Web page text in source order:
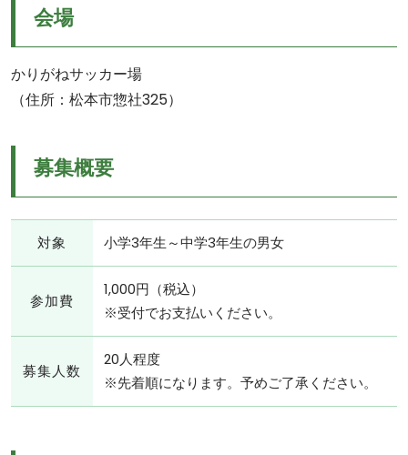
会場
かりがねサッカー場
（住所：松本市惣社325）
募集概要
対象 小学3年生～中学3年生の男女
参加費
1,000円（税込）
※受付でお支払いください。
募集人数
20人程度
※先着順になります。予めご了承ください。